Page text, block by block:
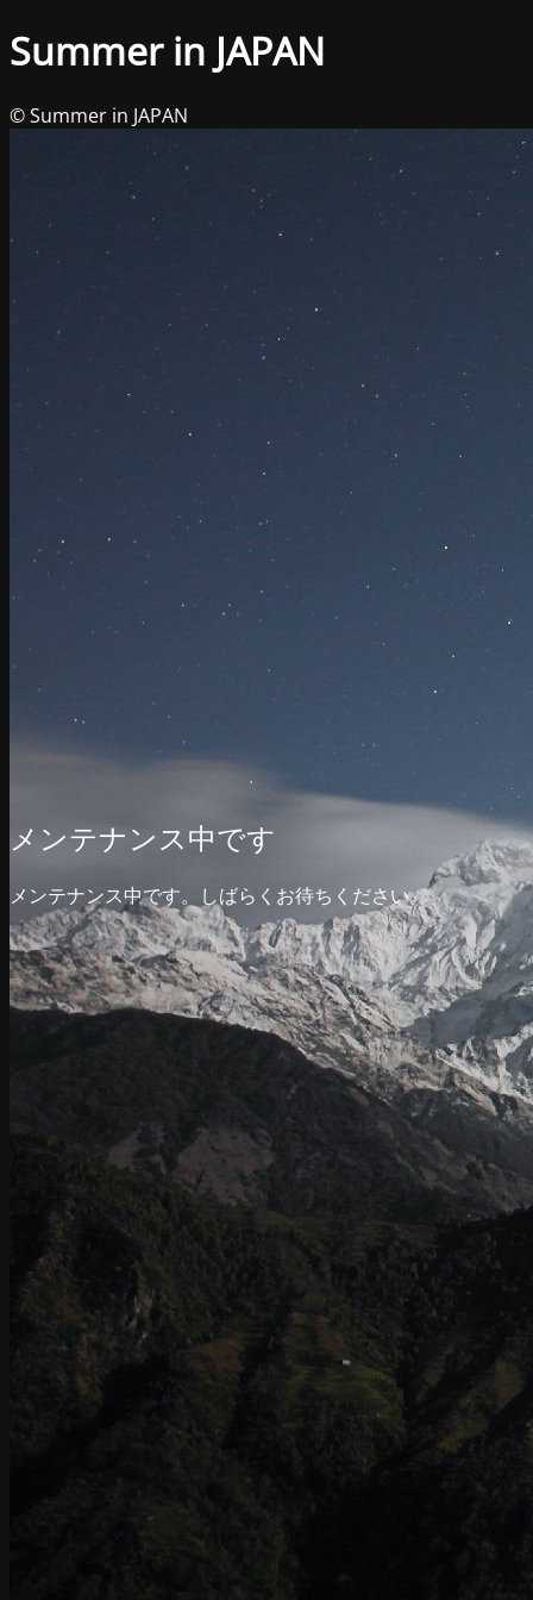
Summer in JAPAN
メンテナンス中です
メンテナンス中です。しばらくお待ちください。
© Summer in JAPAN